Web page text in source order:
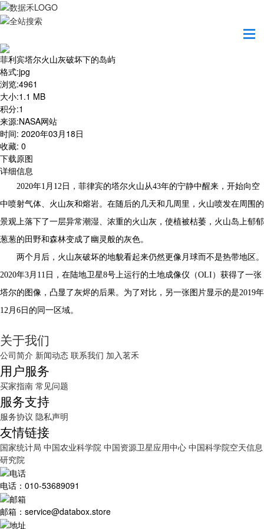
菲利宾塔尔火山灰破坏下的岛屿
格式:jpg
浏览:4961
大小:1.1 MB
积分:1
来源:NASA网站
时间: 2020年03月18日
收藏: 0
下载原图
详细信息
2020年1月12日，菲律宾的塔尔火山从43年的宁静中醒来，开始向空
中喷射气体、火山灰和熔岩。在随后的几天和几周里，火山喷发在周围的
景观上落下了一层异常潮湿、浓重的火山灰，使植被枯萎，火山岛上郁郁
葱葱的田野和森林变成了幽灵般的灰色。
两个月后，火山灰破坏的地貌看起来仍然更像月球而不是热带地区。
2020年3月11日，在陆地卫星8号上运行的土地成像仪（OLI）获得了一张
塔尔的图像，凸显了灰烬的后果。为了对比，另一张图片显示的是2019年
12月6日的同一区域。
关于我们
公司简介 新闻动态 联系我们 加入茗禾
用户服务
买家指南 常见问题
服务支持
服务协议 隐私声明
友情链接
国家统计局 中国农业科学院 中国资源卫星应用中心 中国科学院空天信息
研究院
电话：010-53689091
邮箱：service@databox.store